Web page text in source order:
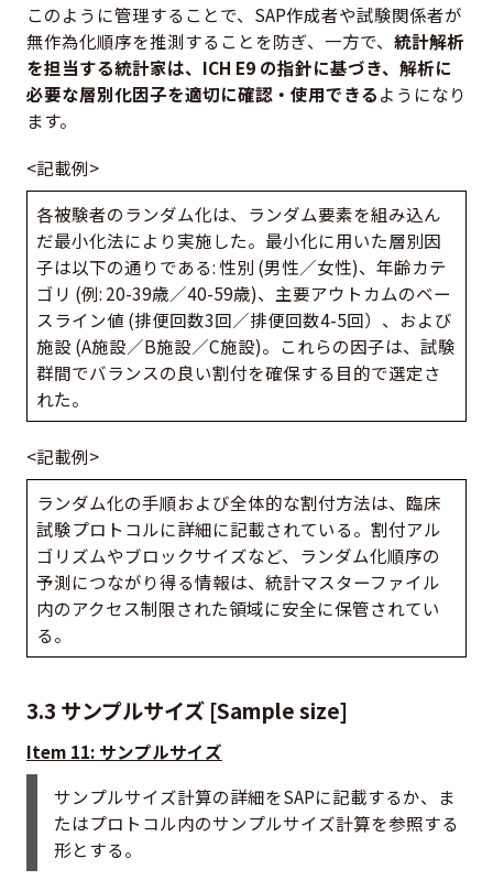
このように管理することで、SAP作成者や試験関係者が
無作為化順序を推測することを防ぎ、一方で、 統計解析
を担当する統計家は、ICH E9 の指針に基づき、解析に
必要な層別化因子を適切に確認・使用できるようになり
ます。
<記載例>
各被験者のランダム化は、ランダム要素を組み込ん
だ最小化法により実施した。最小化に用いた層別因
子は以下の通りである: 性別 (男性／女性)、年齢カテ
ゴリ (例: 20-39歳／40-59歳)、主要アウトカムのベー
スライン値 (排便回数3回／排便回数4-5回）、および
施設 (A施設／B施設／C施設)。これらの因子は、試験
群間でバランスの良い割付を確保する目的で選定さ
れた。
<記載例>
ランダム化の手順および全体的な割付方法は、臨床
試験プロトコルに詳細に記載されている。割付アル
ゴリズムやブロックサイズなど、ランダム化順序の
予測につながり得る情報は、統計マスターファイル
内のアクセス制限された領域に安全に保管されてい
る。
3.3 サンプルサイズ [Sample size]
Item 11: サンプルサイズ
サンプルサイズ計算の詳細をSAPに記載するか、ま
たはプロトコル内のサンプルサイズ計算を参照する
形とする。